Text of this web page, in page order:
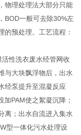
物理处理法大部分只能
BOD一般可去除30%左
的预处理。工艺流程：
活性洗衣废水经管网收
与大块飘浮物后，出水
经泵提升至混凝反应
PAM使之絮凝沉降；
离；出水自流进入集水
型一体化污水处理设